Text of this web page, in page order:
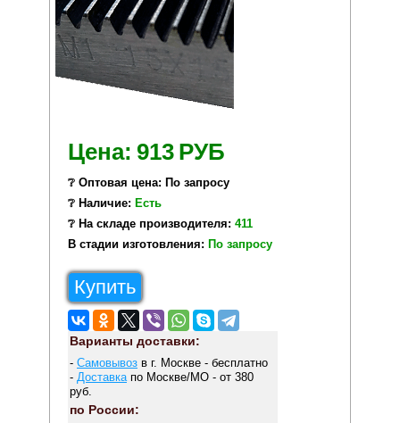
Цена: 913 РУБ
❔ Оптовая цена: По запросу
❔ Наличие: Есть
❔ На складе производителя: 411
В стадии изготовления: По запросу
Купить
Варианты доставки:
- Самовывозв г. Москве - бесплатно
- Доставкапо Москве/МО - от 380
руб.
по России: